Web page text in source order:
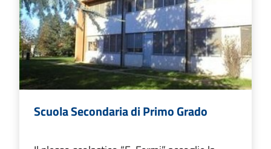
Scuola Secondaria di Primo Grado